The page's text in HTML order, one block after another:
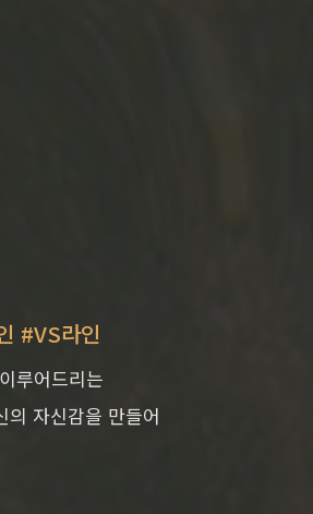
#VS라인
루어드리는
의 자신감을 만들어